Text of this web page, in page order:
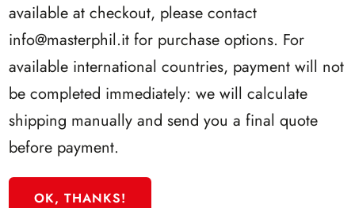
SFORZESCO ITALIA 1988 PAGINE 3
available at checkout, please contact
info@masterphil.it for purchase options. For
available international countries, payment will not
be completed immediately: we will calculate
shipping manually and send you a final quote
before payment.
OK, THANKS!